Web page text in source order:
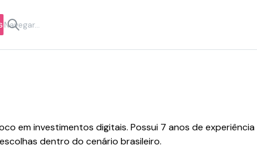
em investimentos digitais. Possui 7 anos de
dentro do cenário brasileiro.